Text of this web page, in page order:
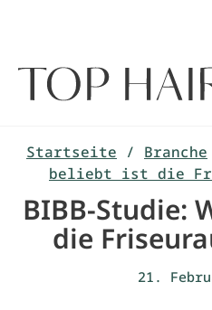
Startseite / Branche
beliebt ist die
BIBB-Studie:
die
21.